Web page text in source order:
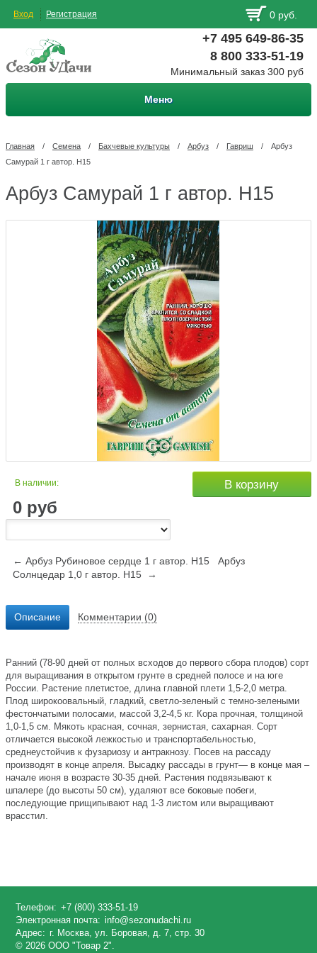
Вход Регистрация 0 руб.
+7 495 649-86-35
8 800 333-51-19
Минимальный заказ 300 руб
Меню
Главная / Семена / Бахчевые культуры / Арбуз / Гавриш /
Арбуз
Самурай 1 г автор. Н15
Арбуз Самурай 1 г автор. Н15
В наличии:
0 руб
В корзину
← Арбуз Рубиновое сердце 1 г автор. Н15
Арбуз
Солнцедар 1,0 г автор. Н15 →
Описание Комментарии (0)
Ранний (78-90 дней от полных всходов до первого сбора плодов) сорт
для выращивания в открытом грунте в средней полосе и на юге
России. Растение плетистое, длина главной плети 1,5-2,0 метра.
Плод широкоовальный, гладкий, светло-зеленый с темно-зелеными
фестончатыми полосами, массой 3,2-4,5 кг. Кора прочная, толщиной
1,0-1,5 см. Мякоть красная, сочная, зернистая, сахарная. Сорт
отличается высокой лежкостью и транспортабельностью,
среднеустойчив к фузариозу и антракнозу. Посев на рассаду
производят в конце апреля. Высадку рассады в грунт— в конце мая –
начале июня в возрасте 30-35 дней. Растения подвязывают к
шпалере (до высоты 50 см), удаляют все боковые побеги,
последующие прищипывают над 1-3 листом или выращивают
врасстил.
Телефон: +7 (800) 333-51-19
Электронная почта: info@sezonudachi.ru
Адрес: г. Москва, ул. Боровая, д. 7, стр. 30
© 2026 ООО "Товар 2".